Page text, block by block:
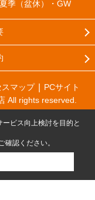
季（盆休）・GW
スマップ
PCサイト
All rights reserved.
ビス向上検討を目的と
確認ください。